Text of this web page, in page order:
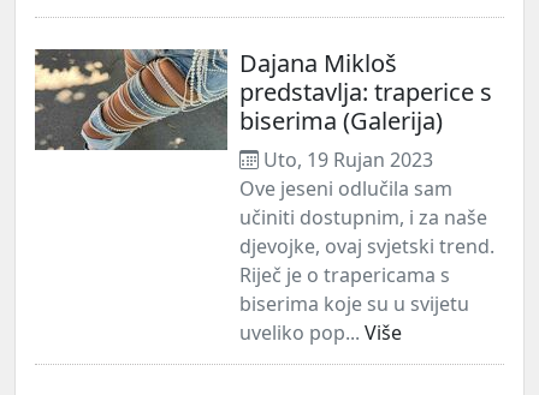
Dajana Mikloš
predstavlja: traperice s
biserima (Galerija)
Uto, 19 Rujan 2023
Ove jeseni odlučila sam
učiniti dostupnim, i za naše
djevojke, ovaj svjetski trend.
Riječ je o trapericama s
biserima koje su u svijetu
uveliko pop... Više